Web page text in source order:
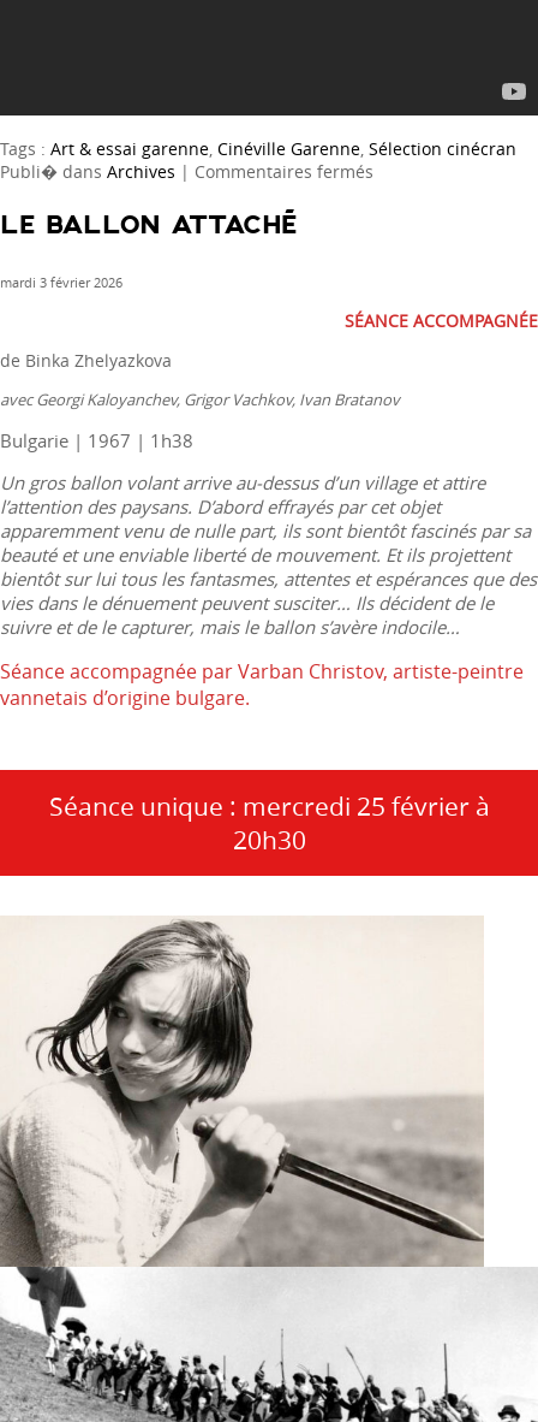
Tags : Art & essai garenne Cinéville Garenne Sélection cinécran
Publi� dans Archives | Commentaires fermés
LE BALLON ATTACHÉ
mardi 3 février 2026
SÉANCE ACCOMPAGNÉE
de Binka Zhelyazkova
avec Georgi Kaloyanchev, Grigor Vachkov, Ivan Bratanov
Bulgarie | 1967 | 1h38
Un gros ballon volant arrive au-dessus d’un village et attire
l’attention des paysans. D’abord effrayés par cet objet
apparemment venu de nulle part, ils sont bientôt fascinés par sa
beauté et une enviable liberté de mouvement. Et ils projettent
bientôt sur lui tous les fantasmes, attentes et espérances que des
vies dans le dénuement peuvent susciter… Ils décident de le
suivre et de le capturer, mais le ballon s’avère indocile…
Séance accompagnée par Varban Christov, artiste-peintre
vannetais d’origine bulgare.
Séance unique : mercredi 25 février à
20h30